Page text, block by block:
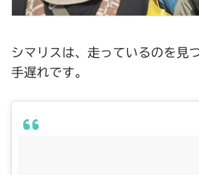
シマリスは、走っているのを見
手遅れです。